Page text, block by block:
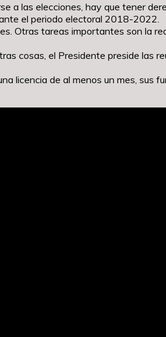
a las elecciones, hay que tener
el periodo electoral 2018-2022.
Otras tareas importantes son la
cosas, el Presidente preside las
licencia de al menos un mes, sus